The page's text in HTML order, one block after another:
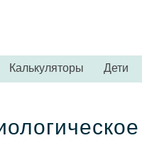
Калькуляторы Дети